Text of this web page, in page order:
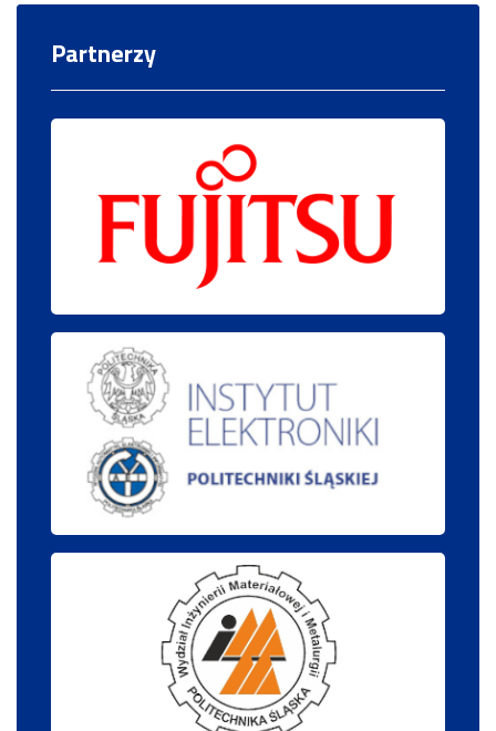
Partnerzy